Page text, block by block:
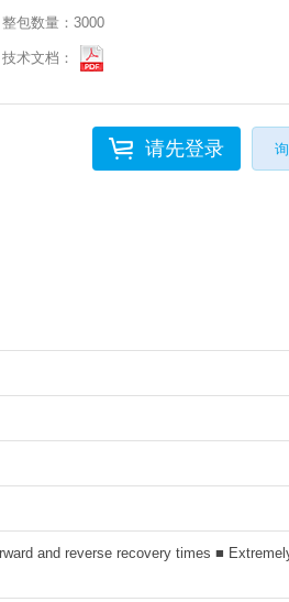
整包数量： 3000
技术文档：
请先登录
and reverse recovery times ■